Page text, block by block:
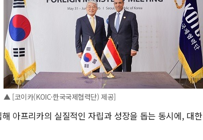
▲ [코이카(KOIC·한국국제협력단) 제공]
아프리카의 실질적인 자립과 성장을 돕는 동시에, 대한